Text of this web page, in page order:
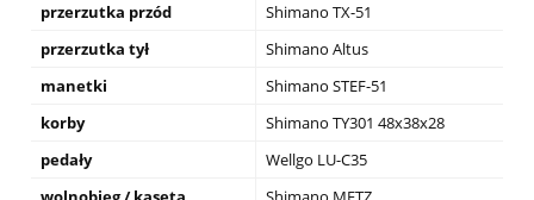
przerzutka przód
Shimano TX-51
przerzutka tył
Shimano Altus
manetki
Shimano STEF-51
korby
Shimano TY301 48x38x28
pedały
Wellgo LU-C35